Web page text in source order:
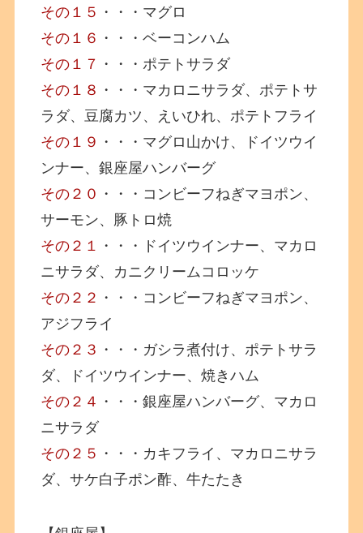
その１５ ・・・マグロ
その１６ ・・・ベーコンハム
その１７ ・・・ポテトサラダ
その１８ ・・・マカロニサラダ、ポテトサ
ラダ、豆腐カツ、えいひれ、ポテトフライ
その１９ ・・・マグロ山かけ、ドイツウイ
ンナー、銀座屋ハンバーグ
その２０ ・・・コンビーフねぎマヨポン、
サーモン、豚トロ焼
その２１ ・・・ドイツウインナー、マカロ
ニサラダ、カニクリームコロッケ
その２２ ・・・コンビーフねぎマヨポン、
アジフライ
その２３ ・・・ガシラ煮付け、ポテトサラ
ダ、ドイツウインナー、焼きハム
その２４ ・・・銀座屋ハンバーグ、マカロ
ニサラダ
その２５ ・・・カキフライ、マカロニサラ
ダ、サケ白子ポン酢、牛たたき